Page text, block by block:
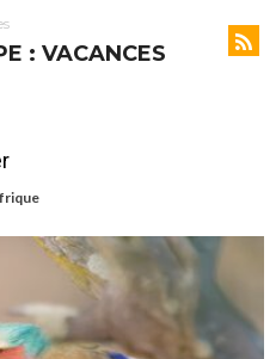
: VACANCES